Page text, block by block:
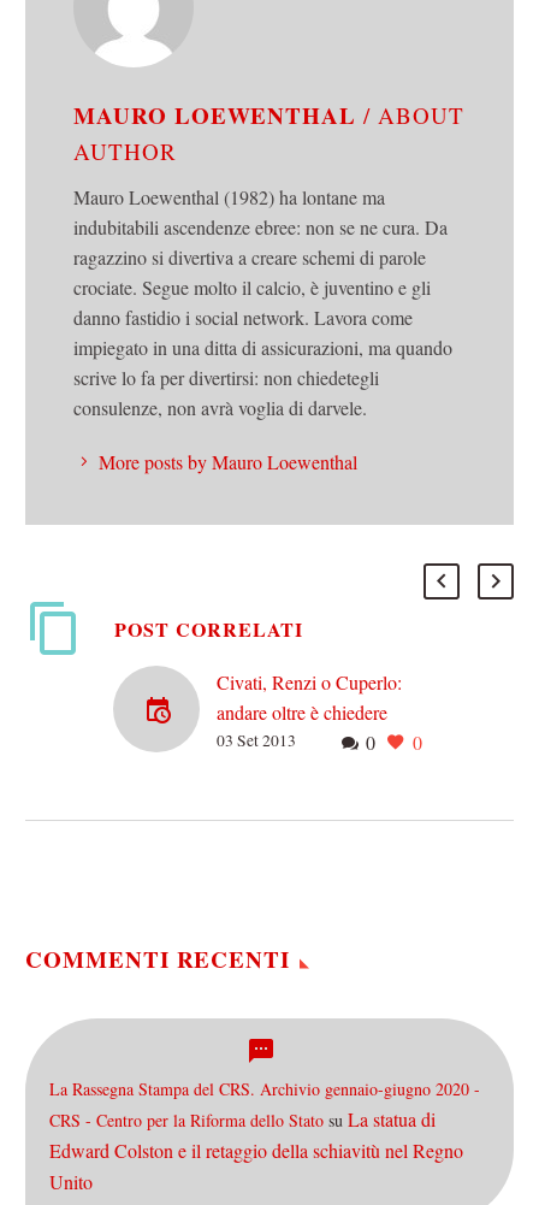
MAURO LOEWENTHAL/ ABOUT
AUTHOR
Mauro Loewenthal (1982) ha lontane ma
indubitabili ascendenze ebree: non se ne cura. Da
ragazzino si divertiva a creare schemi di parole
crociate. Segue molto il calcio, è juventino e gli
danno fastidio i social network. Lavora come
impiegato in una ditta di assicurazioni, ma quando
scrive lo fa per divertirsi: non chiedetegli
consulenze, non avrà voglia di darvele.
More posts by Mauro Loewenthal
POST CORRELATI
Civati, Renzi o Cuperlo:
andare oltre è chiedere
troppo?
0 0
03 Set 2013
COMMENTI RECENTI
La Rassegna Stampa del CRS. Archivio gennaio-giugno 2020 -
CRS - Centro per la Riforma dello Stato su La statua di
Edward Colston e il retaggio della schiavitù nel Regno
Unito